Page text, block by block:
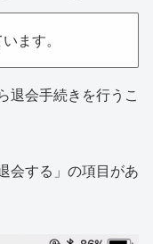
ます。
退会手続きを行うこ
会する」の項目があ